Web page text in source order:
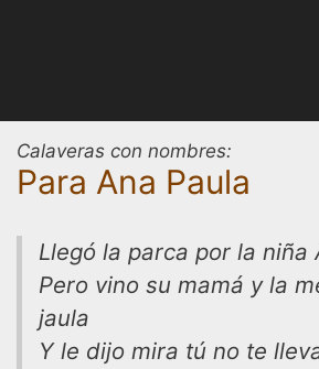
Calaveras con nombres:
Para Ana Paula
Llegó la parca por la niña
Pero vino su mamá y la
jaula
Y le dijo mira tú no te